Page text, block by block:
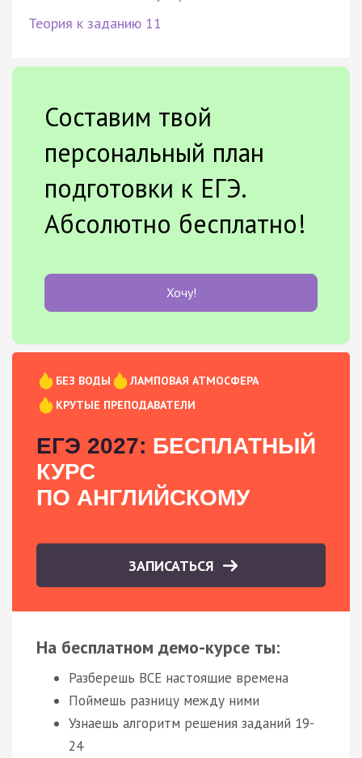
Теория к заданию 11
Составим твой
персональный план
подготовки к ЕГЭ.
Абсолютно бесплатно!
Хочу!
БЕЗ ВОДЫ
ЛАМПОВАЯ АТМОСФЕРА
КРУТЫЕ ПРЕПОДАВАТЕЛИ
ЕГЭ 2027: БЕСПЛАТНЫЙ
КУРС
ПО АНГЛИЙСКОМУ
ЗАПИСАТЬСЯ
На бесплатном демо-курсе ты:
Разберешь ВСЕ настоящие времена
Поймешь разницу между ними
Узнаешь алгоритм решения заданий 19-
24